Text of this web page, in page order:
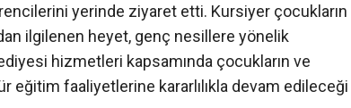
yerinde ziyaret etti. Kursiyer çocukların
ilgilenen heyet, genç nesillere yönelik
hizmetleri kapsamında çocukların ve
faaliyetlerine kararlılıkla devam edileceği